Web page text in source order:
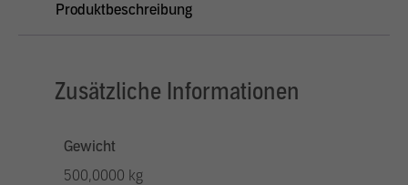
Produktbeschreibung
Zusätzliche Informationen
Gewicht
500,0000 kg